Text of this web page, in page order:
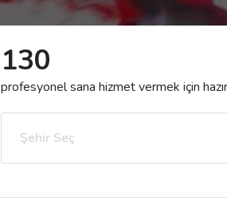
130
profesyonel sana hizmet vermek için
Şehir Seç